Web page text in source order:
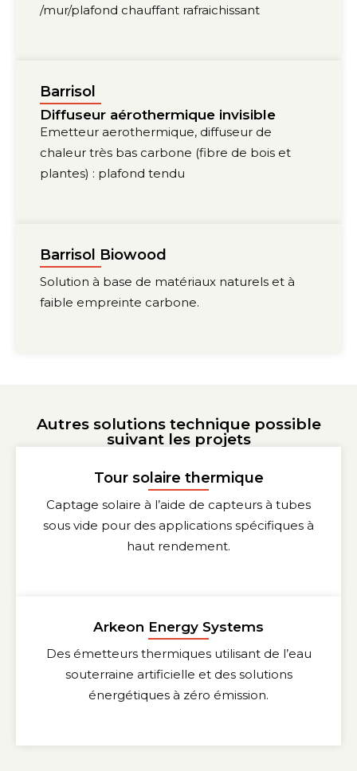
/mur/plafond chauffant rafraichissant
Barrisol
Diffuseur aérothermique invisible
Emetteur aerothermique, diffuseur de
chaleur très bas carbone (fibre de bois et
plantes) : plafond tendu
Barrisol Biowood
Solution à base de matériaux naturels et à
faible empreinte carbone.
Autres solutions technique possible
suivant les projets
Tour solaire thermique
Captage solaire à l’aide de capteurs à tubes
sous vide pour des applications spécifiques à
haut rendement.
Arkeon Energy Systems
Des émetteurs thermiques utilisant de l’eau
souterraine artificielle et des solutions
énergétiques à zéro émission.